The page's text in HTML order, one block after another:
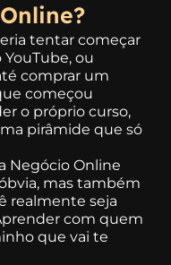
tentar começar
ou
comprar um
começou
o próprio curso,
pirâmide que só
Negócio Online
mas também
realmente seja
com quem
que vai te